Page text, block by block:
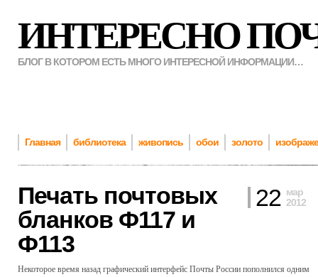
ИНТЕРЕСНО
БЛОГ В КОТОРОМ ЕСТЬ МНОГО ИНТЕРЕСНОЙ ИНФОРМАЦИИ…
Главная библиотека живопись обои золото
Печать почтовых
бланков Ф117 и
Ф113
22 мар
2012
Некоторое время назад графический интерфейс Почты России пополнился одним